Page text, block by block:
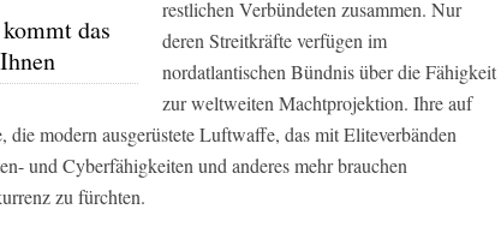
das
restlichen Verbündeten zusammen. Nur
deren Streitkräfte verfügen im
nordatlantischen Bündnis über die Fähigkeit
zur weltweiten Machtprojektion. Ihre auf
die modern ausgerüstete Luftwaffe, das mit Eliteverbänden
und Cyberfähigkeiten und anderes mehr brauchen
zu fürchten.